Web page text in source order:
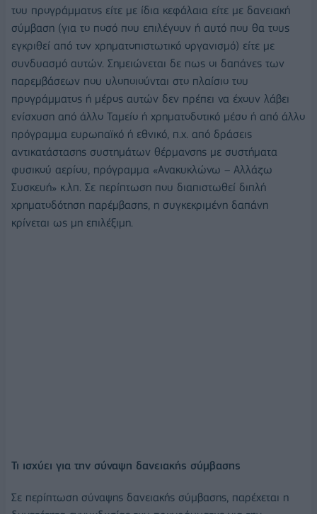
του προγράμματος είτε με ίδια κεφάλαια είτε με δανειακή
σύμβαση (για το ποσό που επιλέγουν ή αυτό που θα τους
εγκριθεί από τον χρηματοπιστωτικό οργανισμό) είτε με
συνδυασμό αυτών. Σημειώνεται δε πως οι δαπάνες των
παρεμβάσεων που υλοποιούνται στο πλαίσιο του
προγράμματος ή μέρος αυτών δεν πρέπει να έχουν λάβει
ενίσχυση από άλλο Ταμείο ή χρηματοδοτικό μέσο ή από άλλο
πρόγραμμα ευρωπαϊκό ή εθνικό, π.χ. από δράσεις
αντικατάστασης συστημάτων θέρμανσης με συστήματα
φυσικού αερίου, πρόγραμμα «Ανακυκλώνω – Αλλάζω
Συσκευή» κ.λπ. Σε περίπτωση που διαπιστωθεί διπλή
χρηματοδότηση παρέμβασης, η συγκεκριμένη δαπάνη
κρίνεται ως μη επιλέξιμη.
Τι ισχύει για την σύναψη δανειακής σύμβασης
Σε περίπτωση σύναψης δανειακής σύμβασης, παρέχεται η